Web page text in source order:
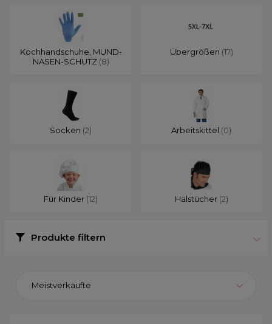
Kochhandschuhe, MUND-
NASEN-SCHUTZ (8)
Übergrößen (17)
Socken (2) Arbeitskittel (0)
Für Kinder (12) Halstücher (2)
Produkte filtern
Meistverkaufte